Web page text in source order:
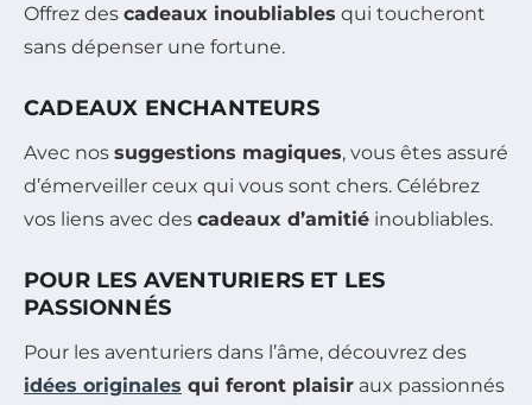
Offrez des cadeaux inoubliables qui toucheront
sans dépenser une fortune.
CADEAUX ENCHANTEURS
Avec nos suggestions magiques, vous êtes assuré
d’émerveiller ceux qui vous sont chers. Célébrez
vos liens avec des cadeaux d’amitié inoubliables.
POUR LES AVENTURIERS ET LES
PASSIONNÉS
Pour les aventuriers dans l’âme, découvrez des
idées originales qui feront plaisir aux passionnés